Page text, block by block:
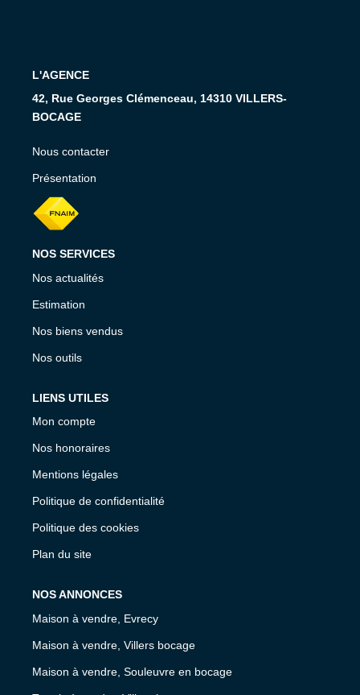
L'AGENCE
42, Rue Georges Clémenceau, 14310 VILLERS-
BOCAGE
Nous contacter
Présentation
NOS SERVICES
Nos actualités
Estimation
Nos biens vendus
Nos outils
LIENS UTILES
Mon compte
Nos honoraires
Mentions légales
Politique de confidentialité
Politique des cookies
Plan du site
NOS ANNONCES
Maison à vendre, Evrecy
Maison à vendre, Villers bocage
Maison à vendre, Souleuvre en bocage